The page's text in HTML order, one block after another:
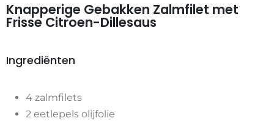
Knapperige Gebakken Zalmfilet met
Frisse Citroen-Dillesaus
Ingrediënten
4 zalmfilets
2 eetlepels olijfolie